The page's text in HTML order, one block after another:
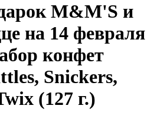
M&M'S и
на 14 февраля
конфет
Snickers,
(127 г.)